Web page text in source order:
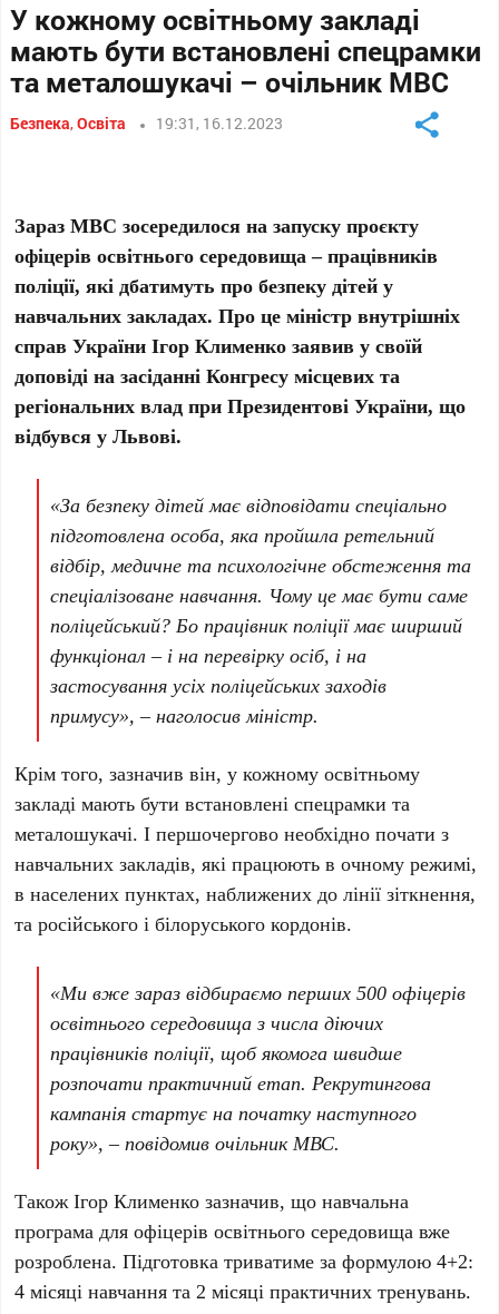
У кожному освітньому закладі
мають бути встановлені спецрамки
та металошукачі – очільник МВС
Безпека,Освіта 19:31, 16.12.2023
Зараз МВС зосередилося на запуску проєкту
офіцерів освітнього середовища – працівників
поліції, які дбатимуть про безпеку дітей у
навчальних закладах. Про це міністр внутрішніх
справ України Ігор Клименко заявив у своїй
доповіді на засіданні Конгресу місцевих та
регіональних влад при Президентові України, що
відбувся у Львові.
«За безпеку дітей має відповідати спеціально
підготовлена особа, яка пройшла ретельний
відбір, медичне та психологічне обстеження та
спеціалізоване навчання. Чому це має бути саме
поліцейський? Бо працівник поліції має ширший
функціонал – і на перевірку осіб, і на
застосування усіх поліцейських заходів
примусу», – наголосив міністр.
Крім того, зазначив він, у кожному освітньому
закладі мають бути встановлені спецрамки та
металошукачі. І першочергово необхідно почати з
навчальних закладів, які працюють в очному режимі,
в населених пунктах, наближених до лінії зіткнення,
та російського і білоруського кордонів.
«Ми вже зараз відбираємо перших 500 офіцерів
освітнього середовища з числа діючих
працівників поліції, щоб якомога швидше
розпочати практичний етап. Рекрутингова
кампанія стартує на початку наступного
року», – повідомив очільник МВС.
Також Ігор Клименко зазначив, що навчальна
програма для офіцерів освітнього середовища вже
розроблена. Підготовка триватиме за формулою 4+2:
4 місяці навчання та 2 місяці практичних тренувань.